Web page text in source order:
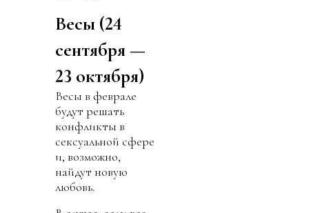
Весы (24
сентября —
23 октября)
Весы в феврале
будут решать
конфликты в
сексуальной сфере
и, возможно,
найдут новую
любовь.